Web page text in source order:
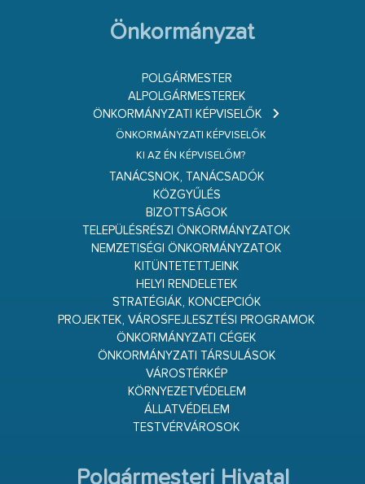
Önkormányzat
POLGÁRMESTER
ALPOLGÁRMESTEREK
ÖNKORMÁNYZATI KÉPVISELŐK
ÖNKORMÁNYZATI KÉPVISELŐK
KI AZ ÉN KÉPVISELŐM?
TANÁCSNOK, TANÁCSADÓK
KÖZGYŰLÉS
BIZOTTSÁGOK
TELEPÜLÉSRÉSZI ÖNKORMÁNYZATOK
NEMZETISÉGI ÖNKORMÁNYZATOK
KITÜNTETETTJEINK
HELYI RENDELETEK
STRATÉGIÁK, KONCEPCIÓK
PROJEKTEK, VÁROSFEJLESZTÉSI PROGRAMOK
ÖNKORMÁNYZATI CÉGEK
ÖNKORMÁNYZATI TÁRSULÁSOK
VÁROSTÉRKÉP
KÖRNYEZETVÉDELEM
ÁLLATVÉDELEM
TESTVÉRVÁROSOK
Polgármesteri Hivatal